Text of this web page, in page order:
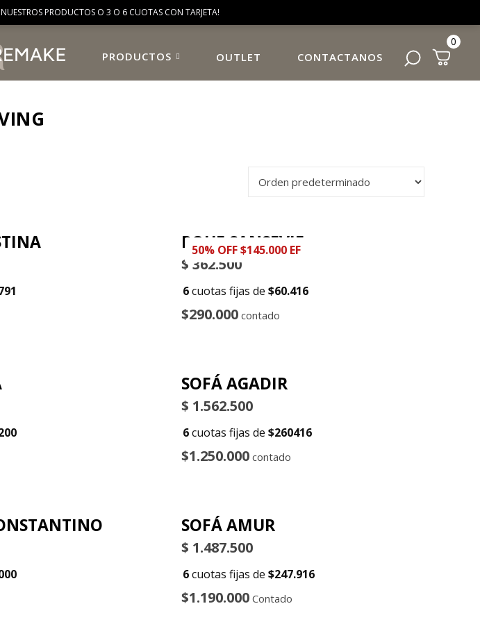
PRODUCTOS O 3 O 6 CUOTAS CON TARJETA!
0
PRODUCTOS OUTLET CONTACTANOS
POUF SANSEVIE
$ 362.500
6cuotas fijas de$60.416
$290.000 contado
50% OFF $145.000 EF
SOFÁ AGADIR
$ 1.562.500
6cuotas fijas de$260416
$1.250.000 contado
SOFÁ AMUR
$ 1.487.500
6cuotas fijas de$247.916
$1.190.000 Contado